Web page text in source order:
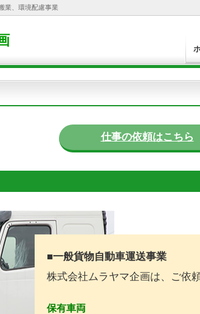
業、環境配慮事業
仕事の依頼はこちら
■一般貨物自動車運送事業
株式会社ムラヤマ企画は、ご依
保有車両